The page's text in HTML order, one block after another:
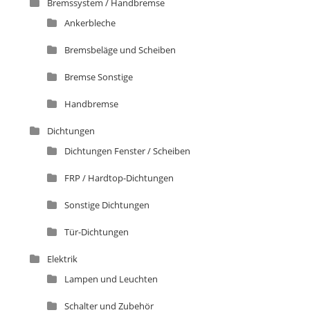
Bremssystem / Handbremse
Ankerbleche
Bremsbeläge und Scheiben
Bremse Sonstige
Handbremse
Dichtungen
Dichtungen Fenster / Scheiben
FRP / Hardtop-Dichtungen
Sonstige Dichtungen
Tür-Dichtungen
Elektrik
Lampen und Leuchten
Schalter und Zubehör